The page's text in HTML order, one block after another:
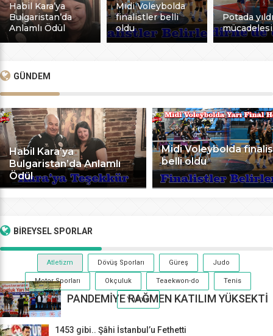
Habil Kara’ya
Bulgaristan’da
Anlamlı Ödül
Midi Voleybolda
finalistler belli
oldu
Potada
mücadelesi
GÜNDEM
Habil Kara’ya
Bulgaristan’da Anlamlı
Ödül
Midi Voleybolda
belli oldu
BİREYSELSPORLAR
Atletizm Dövüş Sporları Güreş Judo
Motor Sporları Okçuluk Teaekwon-do Tenis
Yüzme
PANDEMİYE RAĞMEN KATILIM YÜKSEKTİ
1453 gibi.. Şâhi İstanbul’u Fethetti